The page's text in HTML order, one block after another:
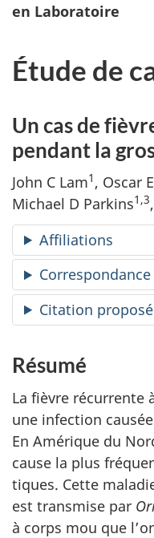
en Laboratoire
Étude de
Un cas de
pendant la
John C Lam1 , Oscar
Michael D Parkins1,3
Affiliations
Correspondance
Citation
Résumé
La fièvre récurrente
une infection
En Amérique du
cause la plus
tiques. Cette
est transmise par
à corps mou que